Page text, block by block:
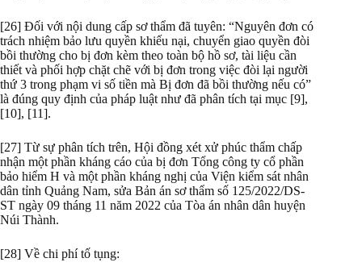
[26] Đối với nội dung cấp sơ thẩm đã tuyên: “Nguyên đơn có
trách nhiệm bảo lưu quyền khiếu nại, chuyển giao quyền đòi
bồi thường cho bị đơn kèm theo toàn bộ hồ sơ, tài liệu cần
thiết và phối hợp chặt chẽ với bị đơn trong việc đòi lại người
thứ 3 trong phạm vi số tiền mà Bị đơn đã bồi thường nếu có”
là đúng quy định của pháp luật như đã phân tích tại mục [9],
[10], [11].
[27] Từ sự phân tích trên, Hội đồng xét xử phúc thẩm chấp
nhận một phần kháng cáo của bị đơn Tổng công ty cổ phần
bảo hiểm H và một phần kháng nghị của Viện kiểm sát nhân
dân tỉnh Quảng Nam, sửa Bản án sơ thẩm số 125/2022/DS-
ST ngày 09 tháng 11 năm 2022 của Tòa án nhân dân huyện
Núi Thành.
[28] Về chi phí tố tụng: